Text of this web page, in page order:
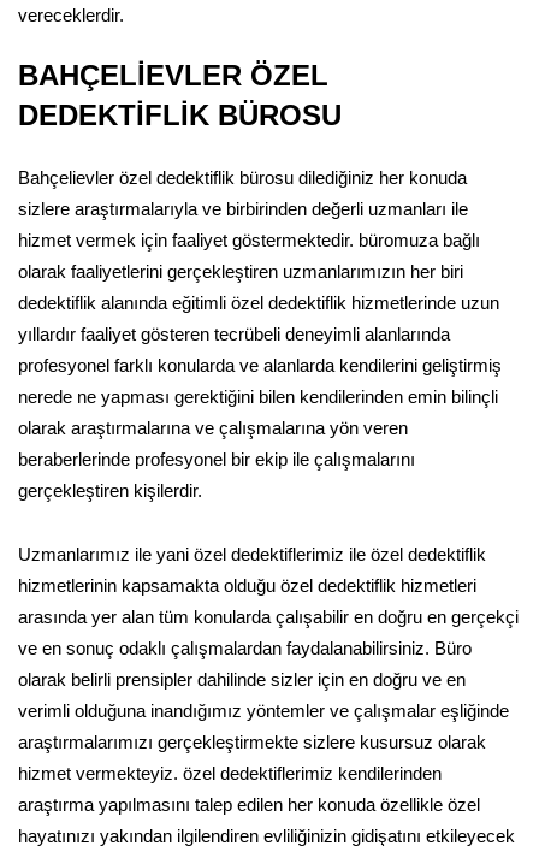
vereceklerdir.
BAHÇELİEVLER ÖZEL
DEDEKTİFLİK BÜROSU
Bahçelievler özel dedektiflik bürosu dilediğiniz her konuda
sizlere araştırmalarıyla ve birbirinden değerli uzmanları ile
hizmet vermek için faaliyet göstermektedir. büromuza bağlı
olarak faaliyetlerini gerçekleştiren uzmanlarımızın her biri
dedektiflik alanında eğitimli özel dedektiflik hizmetlerinde uzun
yıllardır faaliyet gösteren tecrübeli deneyimli alanlarında
profesyonel farklı konularda ve alanlarda kendilerini geliştirmiş
nerede ne yapması gerektiğini bilen kendilerinden emin bilinçli
olarak araştırmalarına ve çalışmalarına yön veren
beraberlerinde profesyonel bir ekip ile çalışmalarını
gerçekleştiren kişilerdir.
Uzmanlarımız ile yani özel dedektiflerimiz ile özel dedektiflik
hizmetlerinin kapsamakta olduğu özel dedektiflik hizmetleri
arasında yer alan tüm konularda çalışabilir en doğru en gerçekçi
ve en sonuç odaklı çalışmalardan faydalanabilirsiniz. Büro
olarak belirli prensipler dahilinde sizler için en doğru ve en
verimli olduğuna inandığımız yöntemler ve çalışmalar eşliğinde
araştırmalarımızı gerçekleştirmekte sizlere kusursuz olarak
hizmet vermekteyiz. özel dedektiflerimiz kendilerinden
araştırma yapılmasını talep edilen her konuda özellikle özel
hayatınızı yakından ilgilendiren evliliğinizin gidişatını etkileyecek